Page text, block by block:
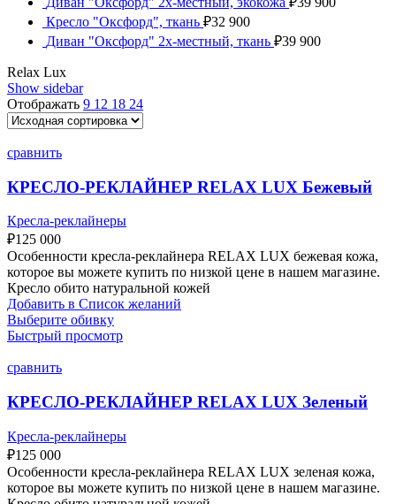
Кресло "Оксфорд", ткань ₽32 900
Диван "Оксфорд" 2х-местный, ткань ₽39 900
Relax Lux
Show sidebar
Отображать 9 12 18 24
сравнить
КРЕСЛО-РЕКЛАЙНЕР RELAX LUX Бежевый
Кресла-реклайнеры
₽125 000
Особенности кресла-реклайнера RELAX LUX бежевая кожа,
которое вы можете купить по низкой цене в нашем магазине.
Кресло обито натуральной кожей
Добавить в Список желаний
Выберите обивку
Быстрый просмотр
сравнить
КРЕСЛО-РЕКЛАЙНЕР RELAX LUX Зеленый
Кресла-реклайнеры
₽125 000
Особенности кресла-реклайнера RELAX LUX зеленая кожа,
которое вы можете купить по низкой цене в нашем магазине.